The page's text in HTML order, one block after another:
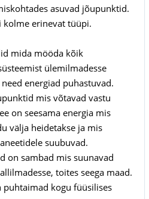
asuvad jõupunktid.
kolme erinevat tüüpi.
mida mööda kõik
ülemilmadesse
energiad puhastuvad.
mis võtavad vastu
on seesama energia mis
välja heidetakse ja mis
suubuvad.
on sambad mis suunavad
toites seega maad.
kogu füüsilises